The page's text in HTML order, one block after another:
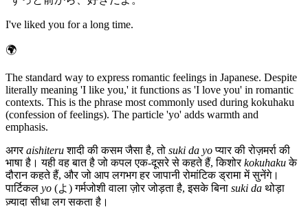
I've liked you for a long time.
🌍
The standard way to express romantic feelings in Japanese. Despite
literally meaning 'I like you,' it functions as 'I love you' in romantic
contexts. This is the phrase most commonly used during kokuhaku
(confession of feelings). The particle 'yo' adds warmth and
emphasis.
अगरaishiteruशादी की कसम जैसा है, तो suki da yoप्यार की रोज़मर्रा की
भाषा है। यही वह बात है जो कपल एक-दूसरे से कहते हैं, किशोरkokuhakuके
दौरान कहते हैं, और जो आप लगभग हर जापानी रोमांटिक ड्रामा में सुनेंगे।
पार्टिकल yo (よ) गर्मजोशी वाला ज़ोर जोड़ता है, इसके बिना suki da थोड़ा
ज़्यादा सीधा लग सकता है।